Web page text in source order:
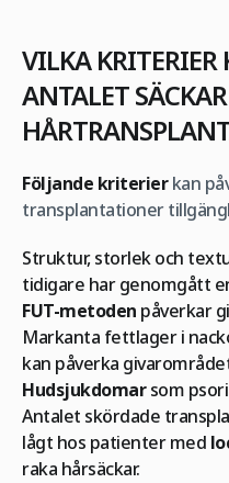
VILKA KRITERIER
ANTALET
Följande kriterierkan
transplantationer
Struktur, storlek och
tidigare har genomgått
FUT-metoden påverkar
Markanta fettlager i
kan påverka
Hudsjukdomarsom
Antalet skördade
lågt hos patienter med
raka hårsäckar.